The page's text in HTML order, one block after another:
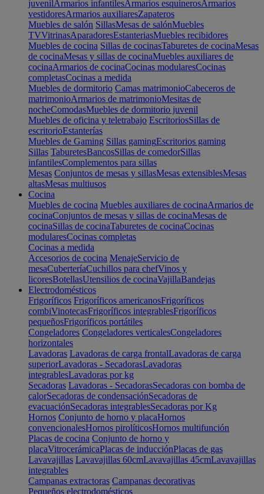
juvenilArmarios infantilesArmarios esquinerosArmarios
vestidoresArmarios auxiliaresZapateros
Muebles de salón SillasMesas de salónMuebles
TVVitrinasAparadoresEstanteriasMuebles recibidores
Muebles de cocina Sillas de cocinasTaburetes de cocinaMesas
de cocinaMesas y sillas de cocinaMuebles auxiliares de
cocinaArmarios de cocinaCocinas modularesCocinas
completasCocinas a medida
Muebles de dormitorio Camas matrimonioCabeceros de
matrimonioArmarios de matrimonioMesitas de
nocheComodasMuebles de dormitorio juvenil
Muebles de oficina y teletrabajo EscritoriosSillas de
escritorioEstanterías
Muebles de Gaming Sillas gamingEscritorios gaming
Sillas TaburetesBancosSillas de comedorSillas
infantilesComplementos para sillas
Mesas Conjuntos de mesas y sillasMesas extensiblesMesas
altasMesas multiusos
Cocina
Muebles de cocina Muebles auxiliares de cocinaArmarios de
cocinaConjuntos de mesas y sillas de cocinaMesas de
cocinaSillas de cocinaTaburetes de cocinaCocinas
modularesCocinas completas
Cocinas a medida
Accesorios de cocina MenajeServicio de
mesaCuberteríaCuchillos para chefVinos y
licoresBotellasUtensilios de cocinaVajillaBandejas
Electrodomésticos
Frigoríficos Frigoríficos americanosFrigoríficos
combiVinotecasFrigoríficos integrablesFrigoríficos
pequeñosFrigoríficos portátiles
Congeladores Congeladores verticalesCongeladores
horizontales
Lavadoras Lavadoras de carga frontalLavadoras de carga
superiorLavadoras - SecadorasLavadoras
integrablesLavadoras por kg
Secadoras Lavadoras - SecadorasSecadoras con bomba de
calorSecadoras de condensaciónSecadoras de
evacuaciónSecadoras integrablesSecadoras por Kg
Hornos Conjunto de horno y placaHornos
convencionalesHornos pirolíticosHornos multifunción
Placas de cocina Conjunto de horno y
placaVitrocerámicaPlacas de inducciónPlacas de gas
Lavavajillas Lavavajillas 60cmLavavajillas 45cmLavavajillas
integrables
Campanas extractoras Campanas decorativas
Pequeños electrodomésticos